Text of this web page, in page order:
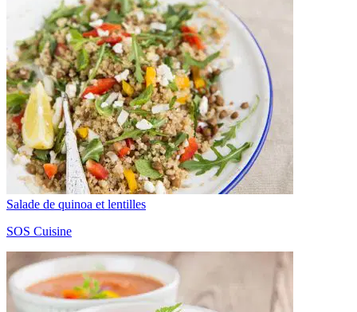
Salade de quinoa et lentilles
SOS Cuisine